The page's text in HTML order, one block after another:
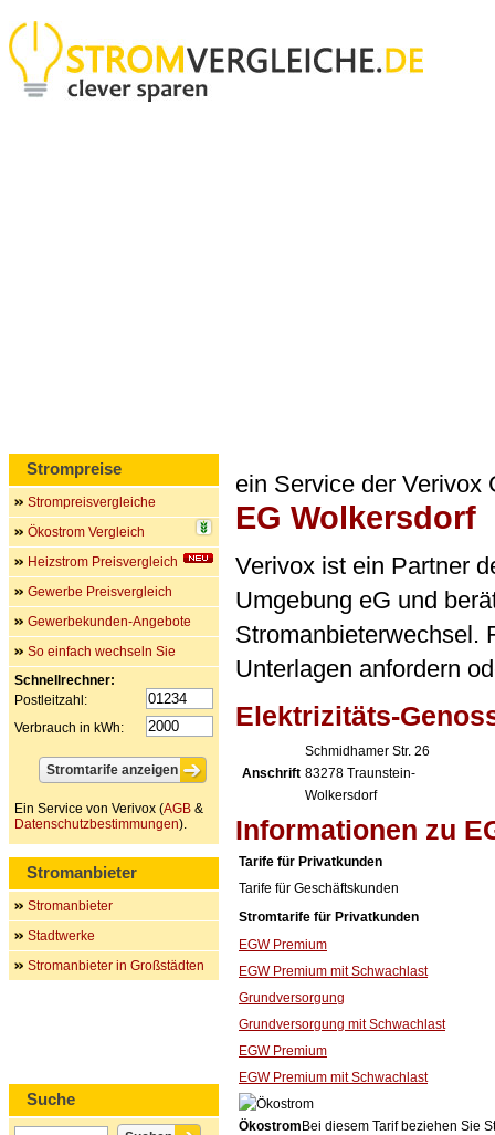
ein Service der Verivox
EG Wolkersdorf
Verivox ist ein Partner
Umgebung eG und
Stromanbieterwechsel.
Unterlagen anfordern
Elektrizitäts-
Anschrift
Schmidhamer Str. 26
83278 Traunstein-
Wolkersdorf
Informationen zu
Tarife für Privatkunden
Tarife für Geschäftskunden
Stromtarife für Privatkunden
EGW Premium
EGW Premium mit Schwachlast
Grundversorgung
Grundversorgung mit Schwachlast
EGW Premium
EGW Premium mit Schwachlast
Ökostrom Bei diesem Tarif beziehen Sie
Strompreise
Strompreisvergleiche
Ökostrom Vergleich
Heizstrom Preisvergleich
Gewerbe Preisvergleich
Gewerbekunden-Angebote
So einfach wechseln Sie
Schnellrechner:
Postleitzahl:
Verbrauch in kWh:
Ein Service von Verivox (AGB &
Datenschutzbestimmungen).
Stromanbieter
Stromanbieter
Stadtwerke
Stromanbieter in Großstädten
Suche